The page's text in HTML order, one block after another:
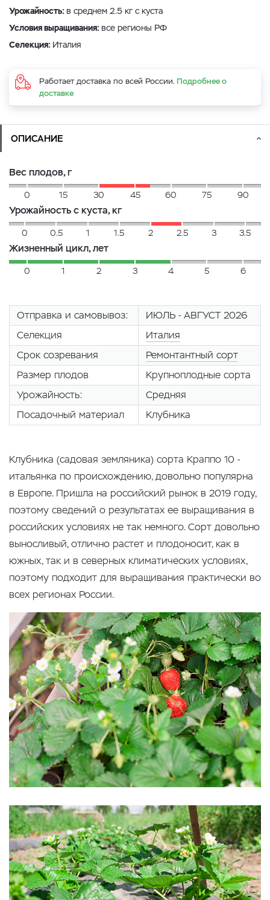
Урожайность: в среднем 2.5 кг с куста
Условия выращивания: все регионы РФ
Селекция: Италия
Работает доставка по всей России. Подробнее о
доставке
ОПИСАНИЕ
Вес плодов, г
0 15 30 45 60 75 90
Урожайность с куста, кг
0 0.5 1 1.5 2 2.5 3 3.5
Жизненный цикл, лет
0 1 2 3 4 5 6
Отправка и самовывоз:
ИЮЛЬ - АВГУСТ 2026
Селекция
Италия
Срок созревания
Ремонтантный сорт
Размер плодов
Крупноплодные сорта
Урожайность:
Средняя
Посадочный материал
Клубника
Клубника (садовая земляника) сорта Краппо 10 -
итальянка по происхождению, довольно популярна
в Европе. Пришла на российский рынок в 2019 году,
поэтому сведений о результатах ее выращивания в
российских условиях не так немного. Сорт довольно
выносливый, отлично растет и плодоносит, как в
южных, так и в северных климатических условиях,
поэтому подходит для выращивания практически во
всех регионах России.